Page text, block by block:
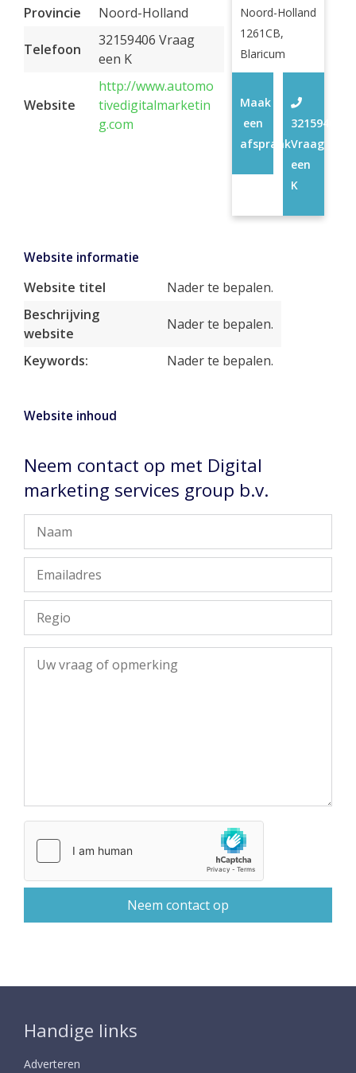
Provincie
Noord-Holland
Telefoon
32159406 Vraag
een K
Website
http://www.automo
tivedigitalmarketin
g.com
Noord-Holland
1261CB,
Blaricum
32159406
Vraag
een
K
Maak
een
afspraak
Website informatie
Website titel
Nader te bepalen.
Beschrijving
website
Nader te bepalen.
Keywords: Nader te bepalen.
Website inhoud
Neem contact op met Digital
marketing services group b.v.
Handige links
Adverteren